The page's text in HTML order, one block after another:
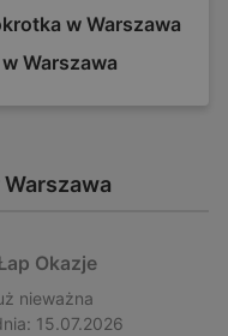
w Warszawa
Warszawa
Okazje
nieważna
15.07.2026